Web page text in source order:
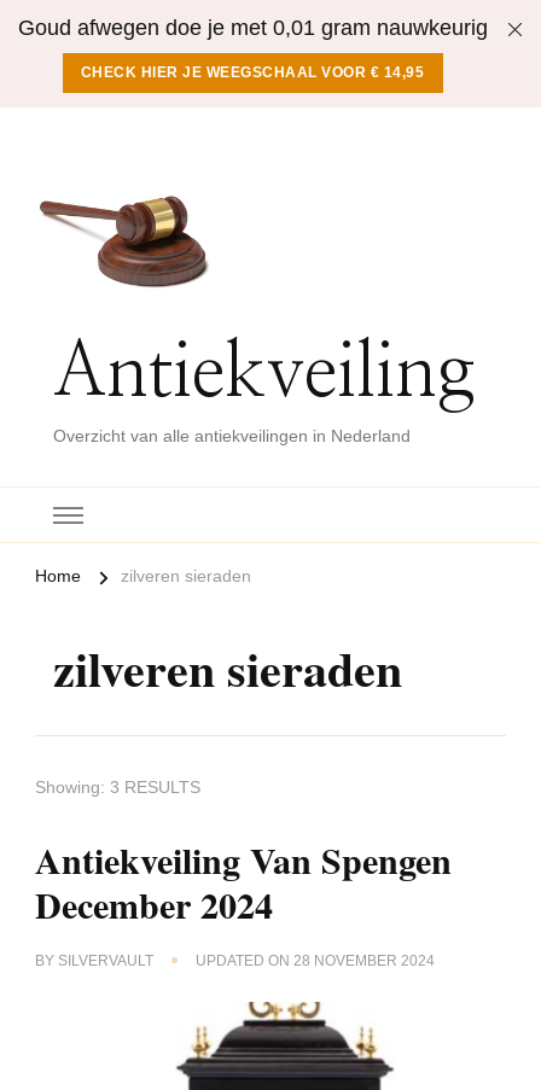
Goud afwegen doe je met 0,01 gram nauwkeurig
CHECK HIER JE WEEGSCHAAL VOOR € 14,95
Antiekveiling
Overzicht van alle antiekveilingen in Nederland
Home zilveren sieraden
zilveren sieraden
Showing: 3 RESULTS
Antiekveiling Van Spengen
December 2024
BY SILVERVAULT UPDATED ON 28 NOVEMBER 2024